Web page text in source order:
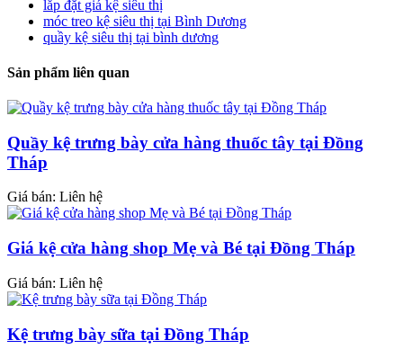
lắp đặt giá kệ siêu thị
móc treo kệ siêu thị tại Bình Dương
quầy kệ siêu thị tại bình dương
Sản phẩm liên quan
Quầy kệ trưng bày cửa hàng thuốc tây tại Đồng
Tháp
Giá bán: Liên hệ
Giá kệ cửa hàng shop Mẹ và Bé tại Đồng Tháp
Giá bán: Liên hệ
Kệ trưng bày sữa tại Đồng Tháp